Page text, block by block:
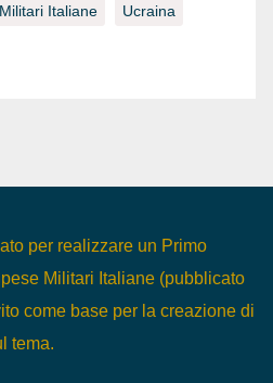
Italiane Ucraina
per realizzare un Primo
Militari Italiane (pubblicato
come base per la creazione di
tema.